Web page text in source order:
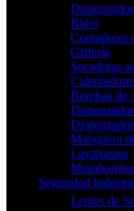
Bidet
Contadores
Grifería
Secadoras
Bombas de
Manguera
Lavatrastos
Seguridad
Lentes de